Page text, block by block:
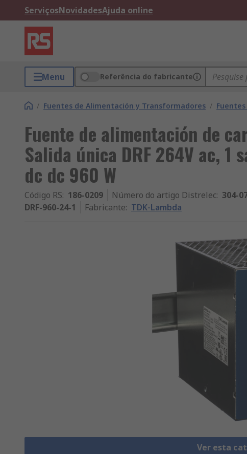
ServiçosNovidadesAjuda online
Menu Referência do fabricante
/ Fuentes de Alimentación y Transformadores /
Fuente de alimentación de
Salida única DRF 264V ac, 1
dc dc 960 W
Código RS: 186-0209 Número do artigo Distrelec: 304-
DRF-960-24-1
Fabricante: TDK-Lambda
Ver esta